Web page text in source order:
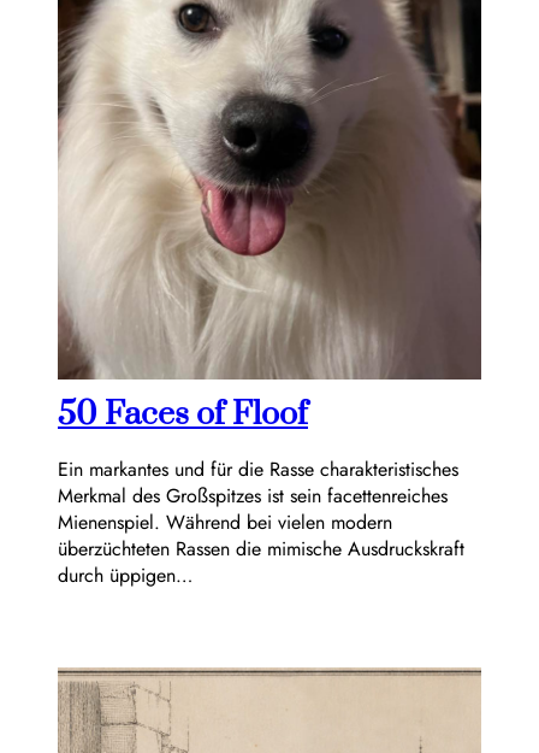
50 Faces of Floof
Ein markantes und für die Rasse charakteristisches
Merkmal des Großspitzes ist sein facettenreiches
Mienenspiel. Während bei vielen modern
überzüchteten Rassen die mimische Ausdruckskraft
durch üppigen…